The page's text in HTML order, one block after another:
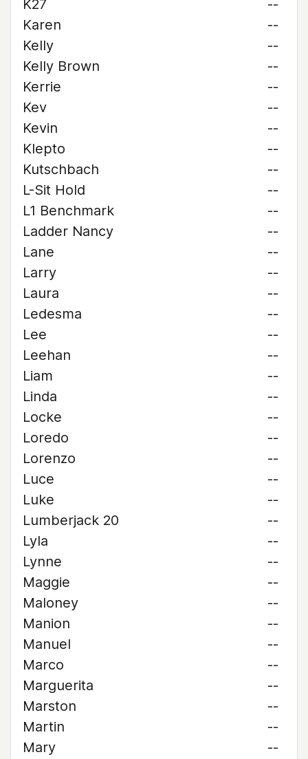
K27
--
Karen
--
Kelly
--
Kelly Brown
--
Kerrie
--
Kev
--
Kevin
--
Klepto
--
Kutschbach
--
L-Sit Hold
--
L1 Benchmark
--
Ladder Nancy
--
Lane
--
Larry
--
Laura
--
Ledesma
--
Lee
--
Leehan
--
Liam
--
Linda
--
Locke
--
Loredo
--
Lorenzo
--
Luce
--
Luke
--
Lumberjack 20
--
Lyla
--
Lynne
--
Maggie
--
Maloney
--
Manion
--
Manuel
--
Marco
--
Marguerita
--
Marston
--
Martin
--
Mary
--